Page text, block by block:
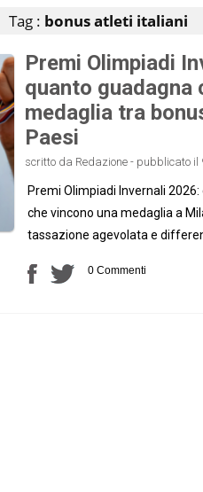
Tag : bonus atleti italiani
Premi Olimpiadi
quanto guadagna
medaglia tra
Paesi
scritto da Redazione - pubblicato il
Premi Olimpiadi Invernali
che vincono una medaglia a
tassazione agevolata e
0 Commenti